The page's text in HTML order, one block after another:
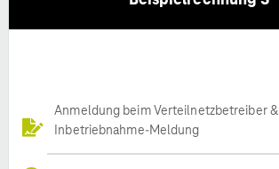
Anmeldung beim Verteilnetzbetreiber &
Inbetriebnahme-Meldung